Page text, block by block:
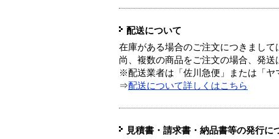
配送について
在庫がある場合のご注文につきまして
尚、複数の商品をご注文の場合、発送
※配送業者は「佐川急便」または「ヤ
⇒配送について詳しくはこちら
見積書・請求書・納品書等の発行に